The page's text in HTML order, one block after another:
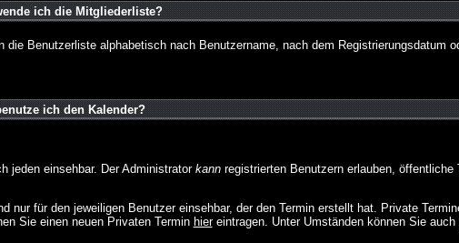
ich die Mitgliederliste?
Benutzerliste alphabetisch nach Benutzername, nach dem Registrierungsdatum
ich den Kalender?
jeden einsehbar. Der Administratorkannregistrierten Benutzern erlauben, öffentliche
für den jeweiligen Benutzer einsehbar, der den Termin erstellt hat. Private
Sie einen neuen Privaten Termin hiereintragen. Unter Umständen können Sie